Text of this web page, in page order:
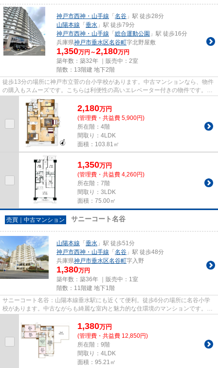
神戸市西神・山手線 「 名谷 」駅 徒歩28分
山陽本線 「 垂水 」駅 徒歩79分
神戸市西神・山手線 「 総合運動公園 」駅 徒歩16分
兵庫県神戸市垂水区名谷町字北野屋敷
1,350万円～2,180万円
築年数：築32年 ｜販売中： 2室
階数：13階建 地下2階
徒歩13分の場所に神戸市立菅の台小学校があります。中古マンションなら、物件
の購入もスムーズです。こちらは利便性の高いエレベーター付きの物件です。こ
ちらの13階建ての物件はいか...
2,180万円
(管理費・共益費 5,900円)
所在階：4階
間取り：4LDK
面積：103.81㎡
1,350万円
(管理費・共益費 4,260円)
所在階：7階
間取り：3LDK
面積：75.00㎡
売買｜中古マンション サニーコート名谷
山陽本線 「 垂水 」駅 徒歩51分
神戸市西神・山手線 「 名谷 」駅 徒歩48分
兵庫県神戸市垂水区名谷町字入野
1,380万円
築年数：築36年 ｜販売中： 1室
階数：11階建 地下1階
サニーコート名谷：山陽本線垂水駅にも近くて便利。徒歩6分の場所に名谷小学
校があります。中古ながらも綺麗な室内と魅力的な住環境のマンションです。11
1,380万円
(管理費・共益費 12,850円)
所在階：9階
間取り：4LDK
面積：95.21㎡